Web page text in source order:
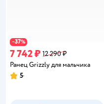
−37%
7 742 ₽ 12 290 ₽
Ранец Grizzly для мальчика
Рейтинг:
5